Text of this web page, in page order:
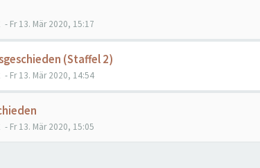
- Fr 13. Mär 2020, 15:17
(Staffel 2)
- Fr 13. Mär 2020, 14:54
- Fr 13. Mär 2020, 15:05